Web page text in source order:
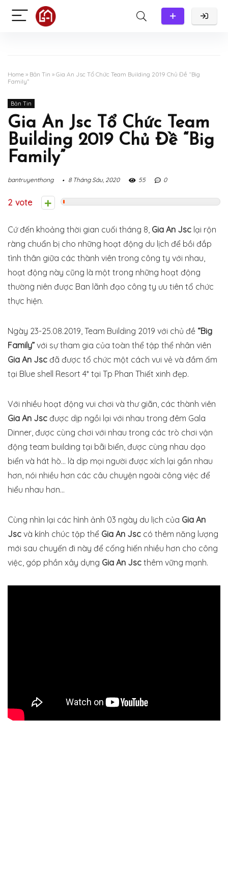
Home » Bản Tin » Gia An Jsc Tổ Chức Team Building 2019 Chủ Đề “Big
Family”
Bản Tin
Gia An Jsc Tổ Chức Team
Building 2019 Chủ Đề “Big
Family”
bantruyenthong 8 Tháng Sáu, 2020 55 0
2
Cứ đến khoảng thời gian cuối tháng 8, Gia An Jsc lại rộn
ràng chuẩn bị cho những hoạt động du lịch để bồi đắp
tình thân giữa các thành viên trong công ty với nhau,
hoạt động này cũng là một trong những hoạt động
thường niên được Ban lãnh đạo công ty ưu tiên tổ chức
thực hiện.
Ngày 23-25.08.2019, Team Building 2019 với chủ đề “Big
Family” với sự tham gia của toàn thể tập thể nhân viên
Gia An Jsc đã được tổ chức một cách vui vẻ và đầm ấm
tại Blue shell Resort 4* tại Tp Phan Thiết xinh đẹp.
Với nhiều hoạt động vui chơi và thư giãn, các thành viên
Gia An Jsc được dịp ngồi lại với nhau trong đêm Gala
Dinner, được cùng chơi với nhau trong các trò chơi vận
động team building tại bãi biển, được cùng nhau dạo
biển và hát hò… là dịp mọi người được xích lại gần nhau
hơn, nói nhiều hơn các câu chuyện ngoài công việc để
hiểu nhau hơn…
Cùng nhìn lại các hình ảnh 03 ngày du lịch của Gia An
Jsc và kính chúc tập thể Gia An Jsc có thêm năng lượng
mới sau chuyến đi này để cống hiến nhiều hơn cho công
việc, góp phần xây dựng Gia An Jsc thêm vững mạnh.